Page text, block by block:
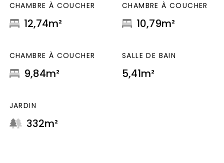
CHAMBRE À COUCHER
12,74m²
CHAMBRE À COUCHER
10,79m²
CHAMBRE À COUCHER
9,84m²
SALLE DE BAIN
5,41m²
JARDIN
332m²